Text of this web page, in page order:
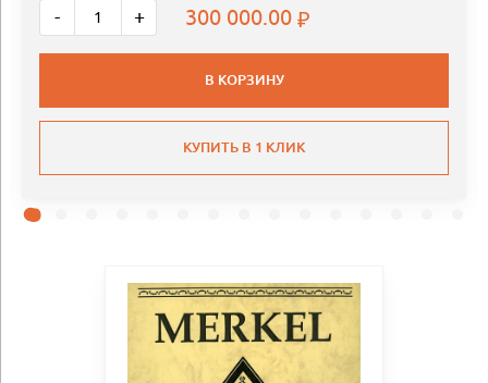
- + 300 000.00
В КОРЗИНУ
КУПИТЬ В 1 КЛИК